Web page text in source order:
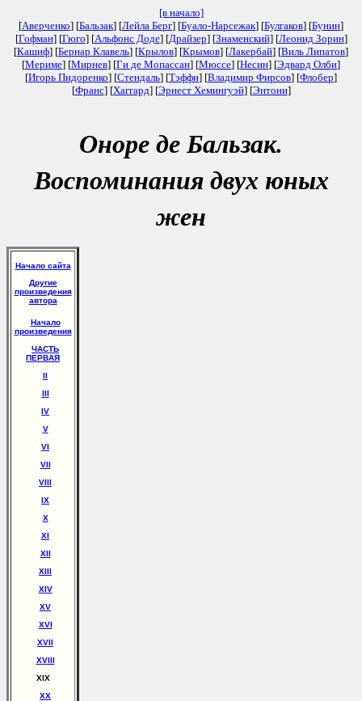
[в начало]
[Аверченко] [Бальзак] [Лейла Берг] [Буало-Нарсежак] [Булгаков] [Бунин]
[Гофман] [Гюго] [Альфонс Доде] [Драйзер] [Знаменский] [Леонид Зорин]
[Кашиф] [Бернар Клавель] [Крылов] [Крымов] [Лакербай] [Виль Липатов]
[Мериме] [Мирнев] [Ги де Мопассан] [Мюссе] [Несин] [Эдвард Олби]
[Игорь Пидоренко] [Стендаль] [Тэффи] [Владимир Фирсов] [Флобер]
[Франс] [Хаггард] [Эрнест Хемингуэй] [Энтони]
Оноре де Бальзак.
Воспоминания двух юных
жен
Начало сайта
Другие
произведения
автора
Начало
произведения
ЧАСТЬ
ПЕРВАЯ
II
III
IV
V
VI
VII
VIII
IX
X
XI
XII
XIII
XIV
XV
XVI
XVII
XVIII
XIX
XX